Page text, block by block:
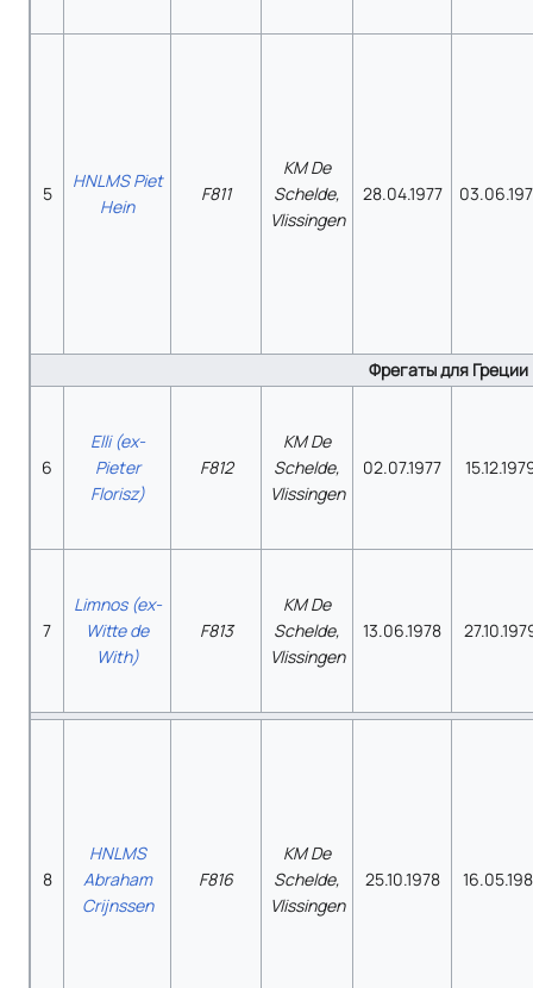
5
HNLMS Piet
Hein
F811
KM De
Schelde,
Vlissingen
28.04.1977
Фрегаты для Греции
6
Elli (ex-
Pieter
Florisz)
F812
KM De
Schelde,
Vlissingen
02.07.1977
7
Limnos (ex-
Witte de
With)
F813
KM De
Schelde,
Vlissingen
13.06.1978
8
HNLMS
Abraham
Crijnssen
F816
KM De
Schelde,
Vlissingen
25.10.1978